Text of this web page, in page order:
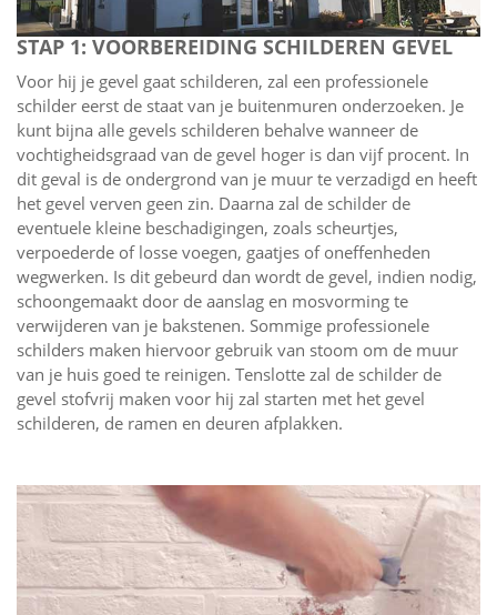
STAP 1: VOORBEREIDING SCHILDEREN GEVEL
Voor hij je gevel gaat schilderen, zal een professionele
schilder eerst de staat van je buitenmuren onderzoeken. Je
kunt bijna alle gevels schilderen behalve wanneer de
vochtigheidsgraad van de gevel hoger is dan vijf procent. In
dit geval is de ondergrond van je muur te verzadigd en heeft
het gevel verven geen zin. Daarna zal de schilder de
eventuele kleine beschadigingen, zoals scheurtjes,
verpoederde of losse voegen, gaatjes of oneffenheden
wegwerken. Is dit gebeurd dan wordt de gevel, indien nodig,
schoongemaakt door de aanslag en mosvorming te
verwijderen van je bakstenen. Sommige professionele
schilders maken hiervoor gebruik van stoom om de muur
van je huis goed te reinigen. Tenslotte zal de schilder de
gevel stofvrij maken voor hij zal starten met het gevel
schilderen, de ramen en deuren afplakken.